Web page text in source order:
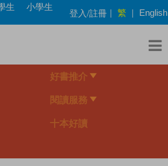
生
小學生
登入/註冊 | 繁 | English
好書推介
閱讀服務
十本好讀